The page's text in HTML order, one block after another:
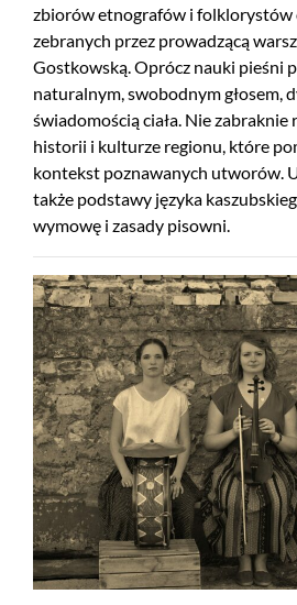
zbiorów etnografów i folklorystów
zebranych przez prowadzącą
Gostkowską. Oprócz nauki pieśni
naturalnym, swobodnym głosem,
świadomością ciała. Nie
historii i kulturze regionu, które
kontekst poznawanych utworów.
także podstawy języka
wymowę i zasady pisowni.